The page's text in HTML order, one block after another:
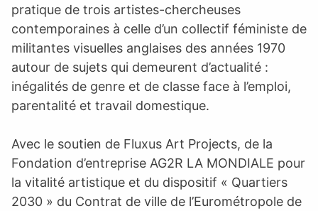
pratique de trois artistes-chercheuses
contemporaines à celle d’un collectif féministe de
militantes visuelles anglaises des années 1970
autour de sujets qui demeurent d’actualité :
inégalités de genre et de classe face à l’emploi,
parentalité et travail domestique.
Avec le soutien de Fluxus Art Projects, de la
Fondation d’entreprise AG2R LA MONDIALE pour
la vitalité artistique et du dispositif « Quartiers
2030 » du Contrat de ville de l’Eurométropole de